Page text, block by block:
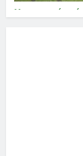
Magyarország